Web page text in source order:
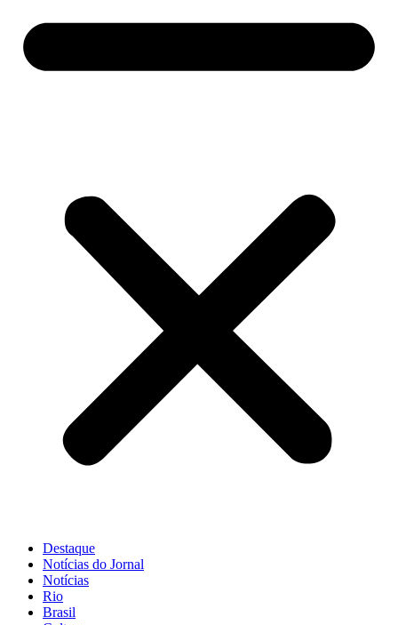
Destaque
Notícias do Jornal
Notícias
Rio
Brasil